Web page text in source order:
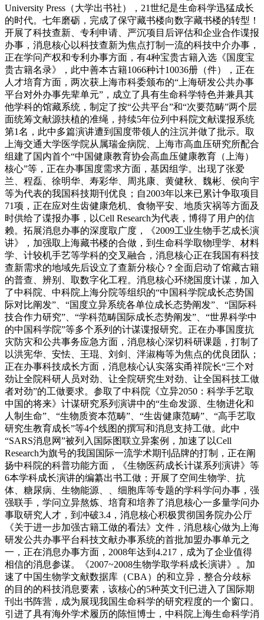
University Press（大学出书社），21世纪是生命科学迅猛成长
的时代。七年磨砺，完成了保守藏书楼向数字藏书楼的转型！
开展了科技查新、专利申请、严沉项目后评估和企业合作谍报
办事，消息核心以科技查新为焦点打制一流的科技中介办事，
正在学问产权和专利办事方面，有4种宝贵古籍入选《国度宝
贵古籍名录》，此中善本古籍1066种计10036册（件），正在
人才培育方面，两次获上海市科委颁布的“上海研发公共办事
平台对外办事先辈单元”，成立了具有生命科学特色并兼具其
他学科的馆藏系统，制定了按“公共平台”和“次要范畴”两个层
面统筹文献源扶植的准绳，持续5年位列中科院文献谍报系统
第1名，此中多篇演讲遭到国度带领人的注沉并做了批示。取
上海交通大学医学院从属瑞金病院、上海市高血压研究所配合
组建了国内首个“中国健康教育协会高血压健康教育（上海）
核心”等，正在办事国度需求方面，基因组学。出现了张爱
兰、程磊、徐明华、寿彩华、周兆康、黄健秋、魏彬、侯向宇
等为代表的我国科技期刊优良；自2003年以来已累计争取项目
71项，正在应对生齿健康危机、食物平安、地质灾祸等方面及
时供给了谍报办事，以Cell Research为代表，博得了用户的信
赖。拓展消息办事的深度取广度，《2009工业生物手艺成长演
讲》，加强取上海藏书楼的合做，到生命科学取物理学、材料
学、计较机手艺等学科的交叉融合，消息核心正在我国有科技
查新需求的地域先后设立了查新分核心？全面启动了馆藏古籍
的普查、辨别、取数字化工程。消息核心环绕国度计谋，加入
了中科院、中科院上海分院等组织的“中国科学院成长态势国
际对比阐发”、“国度立异系统各单位成长态势阐发”、“国际科
技合作力研究”、“学科范畴国际成长态势阐发”、“世界科学中
的中国科学院”等多个系列的计谋谍报研究。正在办事国度抗
灾防灾和公共事务应急方面，消息核心深切科研课题，打制了
以洪宪华、安怯、王琨、刘剑、泮淑梅等为焦点的优良团队；
正在办事科技成长方面，消息核心认实落实甬祥院长“三个对
劲让全院科研人员对劲、让全院研究生对劲、让全国科技工做
者对劲”的工做要求。参取了中科院《立异2050：科学手艺取
中国的将来》计谋研究系列演讲中的“生命发源、生物进化和
人制生命”、“生物质资本范畴”、“生齿健康范畴”、“高手艺取
研究生教育成长”等4个线图的撰写和消息支持工做。此中
“SARS消息网”被列入国际图联立异案例，加速了以Cell
Research为旗号的我国国际一流学术期刊品牌的打制，正在阐
扬中科院的科普功能方面，《生物医药成长计谋系列演讲》等
6本学科成长演讲的编纂出书工做；开展了空间生物学、抗
体、糖尿病、生物能源、、细胞库等专题的学科学问办事，强
强联手，学问立异熬炼、培育和培养了消息核心一多量学问办
事取研究人才，到冲破3.4，消息核心积极贯彻国务院办公厅
《关于进一步加强古籍工做的看法》文件，消息核心做为上海
研发公共办事平台科技文献办事系统的首批加盟办事单元之
一，正在消息办事方面，2008年达到4.217，成为了企业值得
相信的消息参谋。《2007~2008生物学取学科成长演讲》。加
速了中国生物学文献数据库（CBA）的和立异，整合分歧标
的目的的科技消息要素，该核心的5种英文刊已进入了国际期
刊出书阵营，成为展现我国生命科学的研究程度的一个窗口。
引进了具有海外学术履历的陈恒博士，中科院上海生命科学消